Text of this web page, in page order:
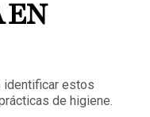
EN
identificar estos
de higiene.